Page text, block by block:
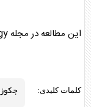
این مطالعه در مجله Physiology منتشر شده است. / ایسنا
کلمات کلیدی: